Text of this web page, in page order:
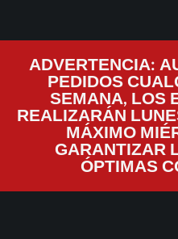
ADVERTENCIA:
PEDIDOS
SEMANA, LOS
REALIZARÁN
MÁXIMO
GARANTIZAR
ÓPTIMAS